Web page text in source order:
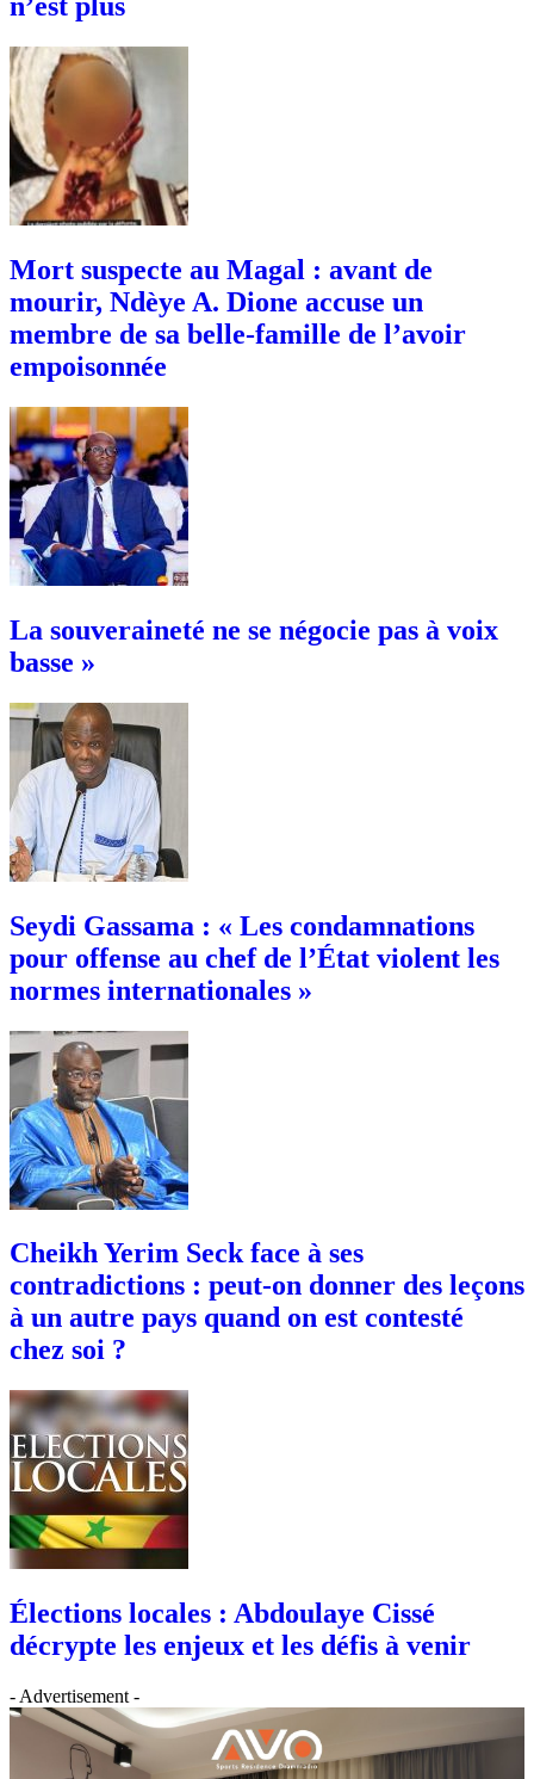
Mort suspecte au Magal : avant de
mourir, Ndèye A. Dione accuse un
membre de sa belle-famille de l’avoir
empoisonnée
La souveraineté ne se négocie pas à voix
basse »
Seydi Gassama : « Les condamnations
pour offense au chef de l’État violent les
normes internationales »
Cheikh Yerim Seck face à ses
contradictions : peut-on donner des leçons
à un autre pays quand on est contesté
chez soi ?
Élections locales : Abdoulaye Cissé
décrypte les enjeux et les défis à venir
- Advertisement -